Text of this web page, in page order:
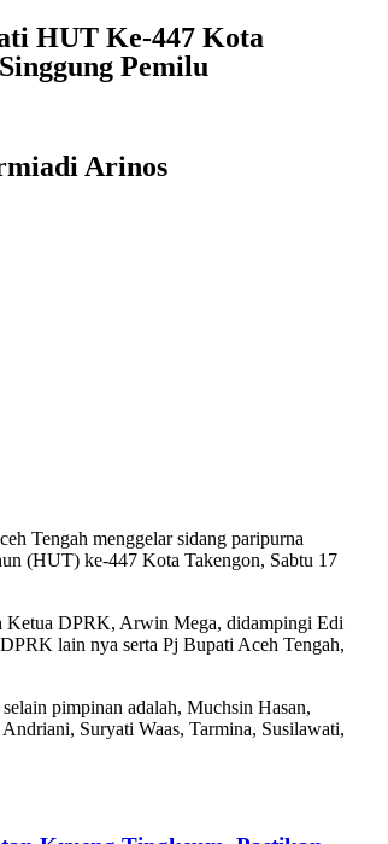
HUT Ke-447 Kota
Pemilu
Arinos
Tengah menggelar sidang paripurna
(HUT) ke-447 Kota Takengon, Sabtu 17
Ketua DPRK, Arwin Mega, didampingi Edi
lain nya serta Pj Bupati Aceh Tengah,
pimpinan adalah, Muchsin Hasan,
Suryati Waas, Tarmina, Susilawati,